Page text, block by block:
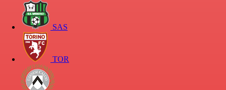
SAS
TOR